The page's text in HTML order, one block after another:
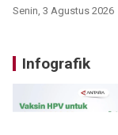
Senin, 3 Agustus 2026
Infografik